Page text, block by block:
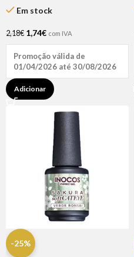
Em stock
2,18€ 1,74€ com IVA
Promoção válida de
01/04/2026 até 30/08/2026
Adicionar
-25%